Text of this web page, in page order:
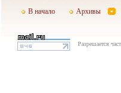
В начало Архивы
Разрешается